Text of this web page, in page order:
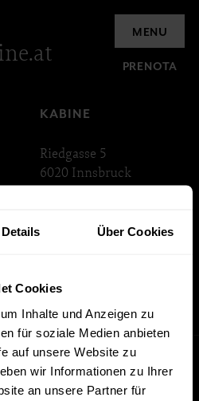
Details Über Cookies
Cookies
Inhalte und Anzeigen zu
für soziale Medien anbieten
auf unsere Website zu
wir Informationen zu Ihrer
an unsere Partner für
MENU
PRENOTA
KABINE
Riedgasse 5
6020 Innsbruck
INNSTRASSE 33
6020 Innsbruck